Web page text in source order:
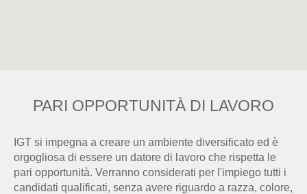
PARI OPPORTUNITÀ DI LAVORO
IGT si impegna a creare un ambiente diversificato ed è
orgogliosa di essere un datore di lavoro che rispetta le
pari opportunità. Verranno considerati per l'impiego tutti i
candidati qualificati, senza avere riguardo a razza, colore,